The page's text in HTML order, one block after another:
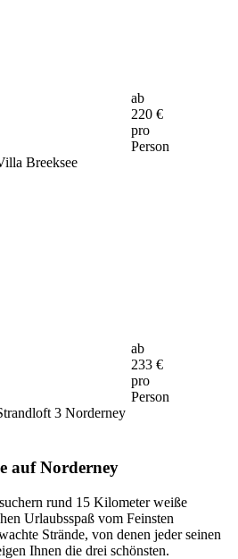
ab
220 €
pro
Person
Breeksee
ab
233 €
pro
Person
3 Norderney
auf Norderney
rund 15 Kilometer weiße
Urlaubsspaß vom Feinsten
Strände, von denen jeder seinen
Ihnen die drei schönsten.